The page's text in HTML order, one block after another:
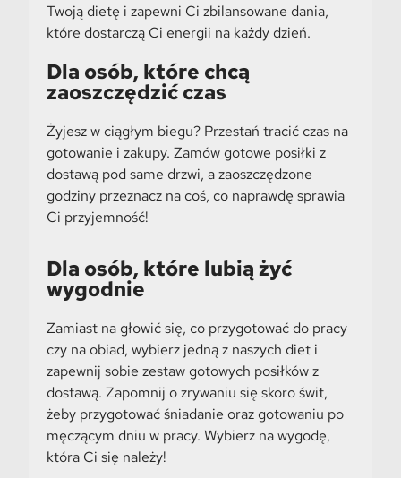
Twoją dietę i zapewni Ci zbilansowane dania,
które dostarczą Ci energii na każdy dzień.
Dla osób, które chcą
zaoszczędzić czas
Żyjesz w ciągłym biegu? Przestań tracić czas na
gotowanie i zakupy. Zamów gotowe posiłki z
dostawą pod same drzwi, a zaoszczędzone
godziny przeznacz na coś, co naprawdę sprawia
Ci przyjemność!
Dla osób, które lubią żyć
wygodnie​
Zamiast na głowić się, co przygotować do pracy
czy na obiad, wybierz jedną z naszych diet i
zapewnij sobie zestaw gotowych posiłków z
dostawą. Zapomnij o zrywaniu się skoro świt,
żeby przygotować śniadanie oraz gotowaniu po
męczącym dniu w pracy. Wybierz na wygodę,
która Ci się należy!